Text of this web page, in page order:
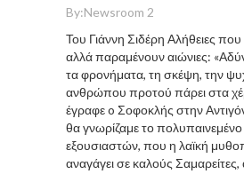
By:Newsroom 2
Του Γιάννη Σιδέρη Αλήθειες που
αλλά παραμένουν αιώνιες:
τα φρονήματα, τη σκέψη, την
ανθρώπου προτού πάρει στα
έγραφε o Σοφοκλής στην
θα γνωρίζαμε το
εξουσιαστών, που η λαϊκή
αναγάγει σε καλούς